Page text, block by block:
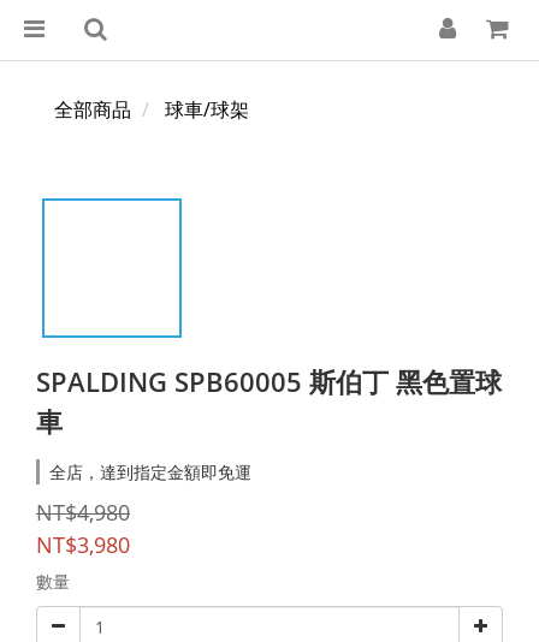
全部商品 球車/球架
SPALDING SPB60005 斯伯丁 黑色置球
車
全店，達到指定金額即免運
NT$4,980
NT$3,980
數量